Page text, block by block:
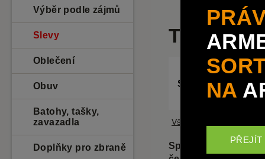
Výběr podle zájmů
Slevy
Oblečení
Obuv
Batohy, tašky,
zavazadla
Doplňky pro zbraně
Taktické a
Svítilny ve slevě
Všechny kategorie
Spolehlivá a
NA
PŘEJÍT